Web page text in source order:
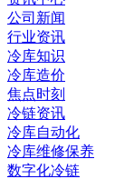
公司新闻
行业资讯
冷库知识
冷库造价
焦点时刻
冷链资讯
冷库自动化
冷库维修保养
数字化冷链